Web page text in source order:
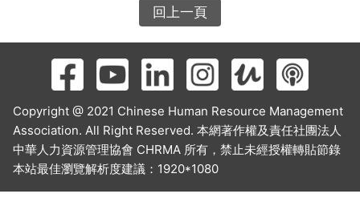
回上一頁
Copyright @ 2021 Chinese Human Resource Management
Association. All Right Reserved. 本網著作權及責任社團法人
中華人力資源管理協會 CHRMA 所有，禁止未經授權轉貼節錄
本站最佳瀏覽解析度建議：1920*1080